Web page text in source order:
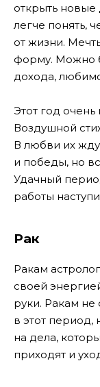
открыть новые
легче понять,
от жизни.
форму. Можно
дохода,
Этот год
Воздушной
В любви их
и победы, но
Удачный
работы
Рак
Ракам
своей
руки. Ракам не
в этот период,
на дела,
приходят и